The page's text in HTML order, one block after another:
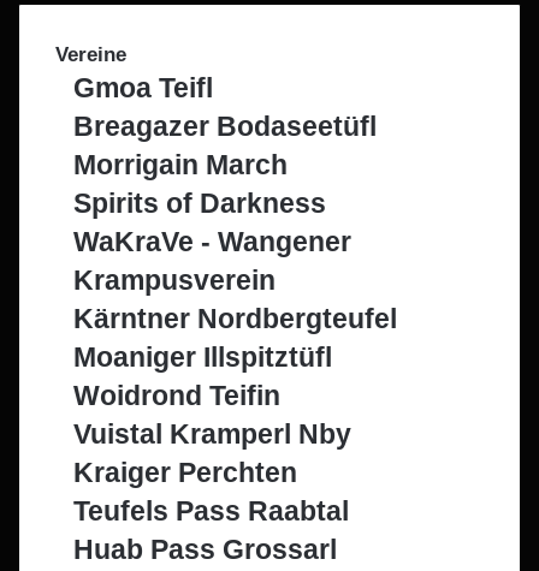
Vereine
Gmoa Teifl
Breagazer Bodaseetüfl
Morrigain March
Spirits of Darkness
WaKraVe - Wangener
Krampusverein
Kärntner Nordbergteufel
Moaniger Illspitztüfl
Woidrond Teifin
Vuistal Kramperl Nby
Kraiger Perchten
Teufels Pass Raabtal
Huab Pass Grossarl